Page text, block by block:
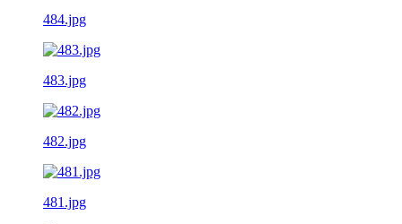
484.jpg
483.jpg
482.jpg
481.jpg